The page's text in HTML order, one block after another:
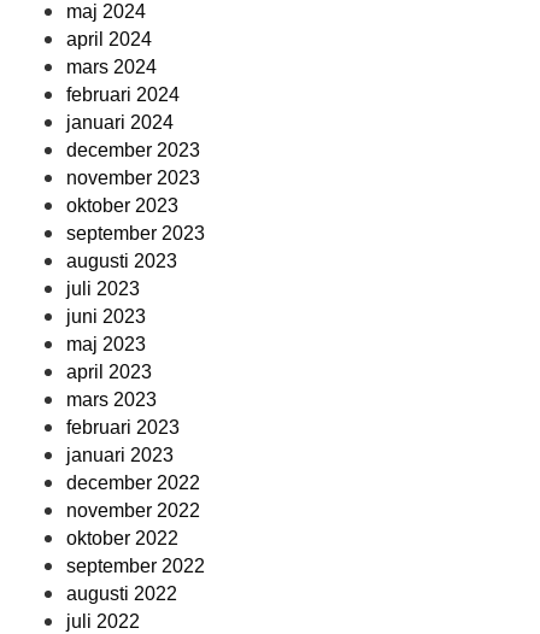
maj 2024
april 2024
mars 2024
februari 2024
januari 2024
december 2023
november 2023
oktober 2023
september 2023
augusti 2023
juli 2023
juni 2023
maj 2023
april 2023
mars 2023
februari 2023
januari 2023
december 2022
november 2022
oktober 2022
september 2022
augusti 2022
juli 2022